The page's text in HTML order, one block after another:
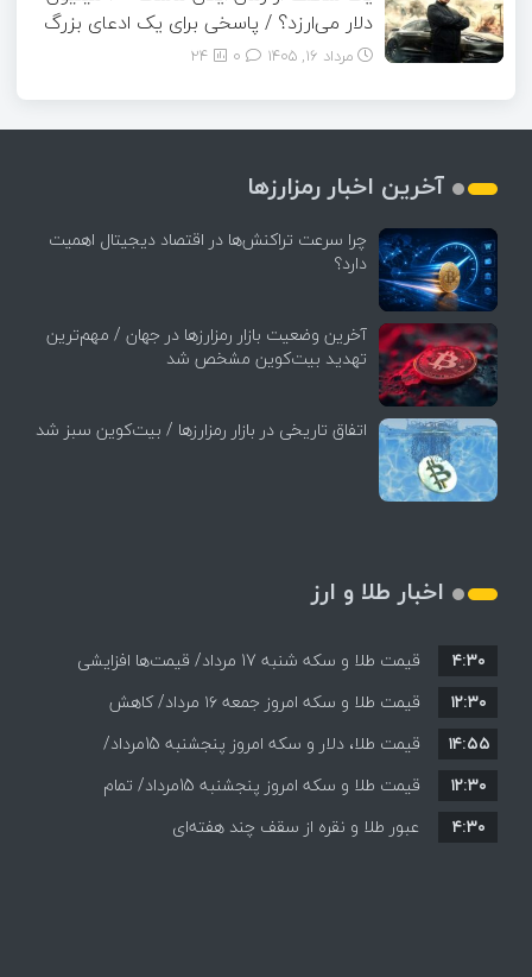
دلار می‌ارزد؟ / پاسخی برای یک ادعای بزرگ
مرداد ۱۶, ۱۴۰۵ 24
آخرین اخبار رمزارزها
چرا سرعت تراکنش‌ها در اقتصاد دیجیتال اهمیت
دارد؟
آخرین وضعیت بازار رمزارزها در جهان / مهم‌ترین
تهدید بیت‌کوین مشخص شد
اتفاق تاریخی در بازار رمزارزها / بیت‌کوین سبز شد
اخبار طلا و ارز
قیمت طلا و سکه شنبه 17 مرداد/ قیمت‌ها افزایشی
۴:۳۰
قیمت طلا و سکه امروز جمعه ۱۶ مرداد/ کاهش
قیمت ها+ جدول و جزییات
۱۲:۳۰
قیمت طلا، دلار و سکه امروز پنجشنبه 15مرداد/
افزایش قیمت ها + جدول
۱۴:۵۵
قیمت طلا و سکه امروز پنجشنبه 15مرداد/ تمام
قیمت ها بر مدار افزایش + جدول
۱۲:۳۰
عبور طلا و نقره از سقف چند هفته‌ای
۴:۳۰